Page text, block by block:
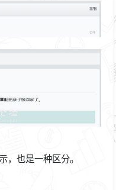
，也是一种区分。